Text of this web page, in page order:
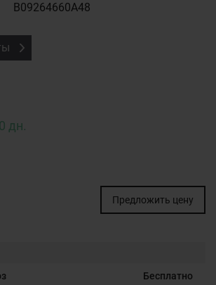
B09264660A48
дн.
Предложить цену
Бесплатно